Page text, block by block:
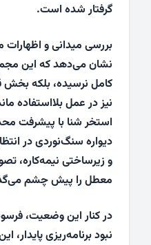
گرفتار شده است.
بررسی میدانی و اظهارات
نشان می‌دهد که این
کامل نرسیده، بلکه بخش
نیز در عمل بلااستفاده
استخر شنا با پیشرفت
دیواره سنگ‌نوردی در
و زیرساختی نیمه‌کاره،
معطل را پیش چشم
در کنار این وضعیت،
نبود برنامه‌ریزی